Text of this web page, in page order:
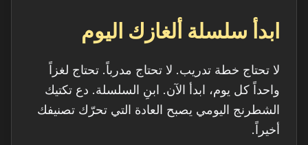
ابدأ سلسلة ألغازك اليوم
لا تحتاج خطة تدريب. لا تحتاج مدرباً. تحتاج لغزاً
واحداً كل يوم، ابدأ الآن. ابنِ السلسلة. دع تكتيك
الشطرنج اليومي يصبح العادة التي تحرّك تصنيفك
أخيراً.